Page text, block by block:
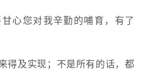
心您对我辛勤的哺育，有了
得及实现；不是所有的话，都